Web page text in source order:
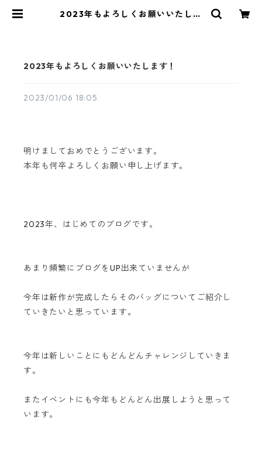
2023年もよろしくお願いいたしま
2023年もよろしくお願いいたします！
2023/01/06 18:05
明けましておめでとうございます。
本年も何卒よろしくお願い申し上げます。
2023年、はじめてのブログです。
あまり頻繁にブログをUP出来ていませんが
今年は新作が完成したらそのバッグについてご紹介し
ていきたいと思っています。
今年は新しいことにもどんどんチャレンジしていきま
す。
またイベントにも今年もどんどん出展しようと思って
います。